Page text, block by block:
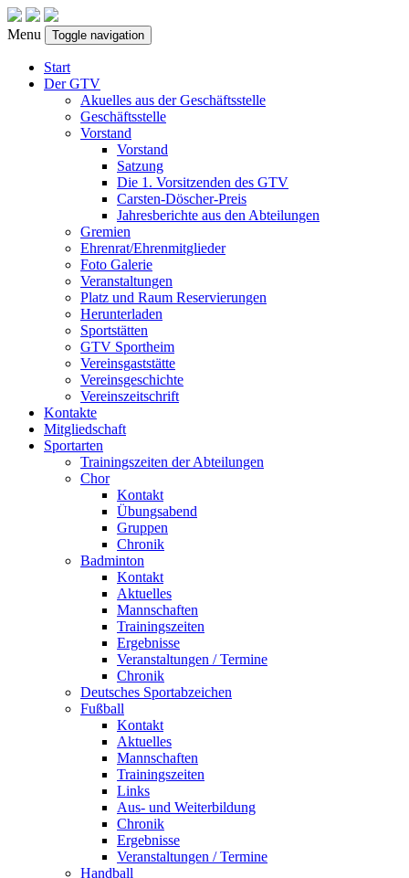
Menu Toggle navigation
Start
Der GTV
Akuelles aus der Geschäftsstelle
Geschäftsstelle
Vorstand
Vorstand
Satzung
Die 1. Vorsitzenden des GTV
Carsten-Döscher-Preis
Jahresberichte aus den Abteilungen
Gremien
Ehrenrat/Ehrenmitglieder
Foto Galerie
Veranstaltungen
Platz und Raum Reservierungen
Herunterladen
Sportstätten
GTV Sportheim
Vereinsgaststätte
Vereinsgeschichte
Vereinszeitschrift
Kontakte
Mitgliedschaft
Sportarten
Trainingszeiten der Abteilungen
Chor
Kontakt
Übungsabend
Gruppen
Chronik
Badminton
Kontakt
Aktuelles
Mannschaften
Trainingszeiten
Ergebnisse
Veranstaltungen / Termine
Chronik
Deutsches Sportabzeichen
Fußball
Kontakt
Aktuelles
Mannschaften
Trainingszeiten
Links
Aus- und Weiterbildung
Chronik
Ergebnisse
Veranstaltungen / Termine
Handball